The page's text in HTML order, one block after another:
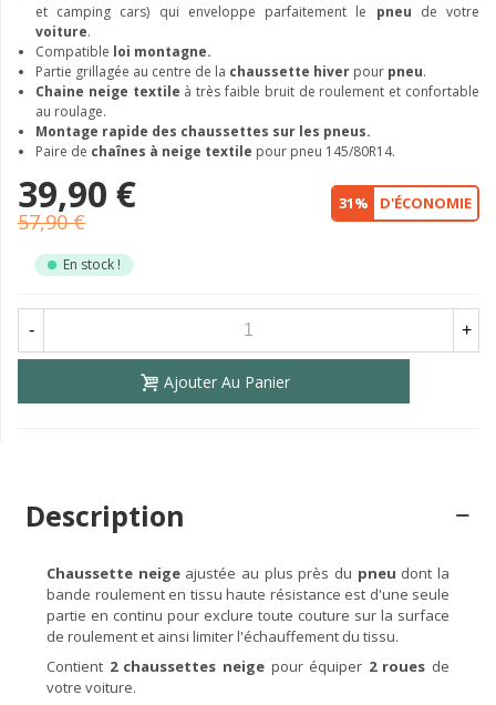
et camping cars) qui enveloppe parfaitement le pneu de votre
voiture.
Compatible loi montagne.
Partie grillagée au centre de la chaussette hiver pour pneu.
Chaine neige textile à très faible bruit de roulement et confortable
au roulage.
Montage rapide des chaussettes sur les pneus.
Paire de chaînes à neige textile pour pneu 145/80R14.
39,90 €
57,90 €
31% D'ÉCONOMIE
En stock !
- +
Ajouter Au Panier
Description
Chaussette neige ajustée au plus près du pneu dont la
bande roulement en tissu haute résistance est d'une seule
partie en continu pour exclure toute couture sur la surface
de roulement et ainsi limiter l'échauffement du tissu.
Contient 2 chaussettes neigepour équiper 2 roues de
votre voiture.